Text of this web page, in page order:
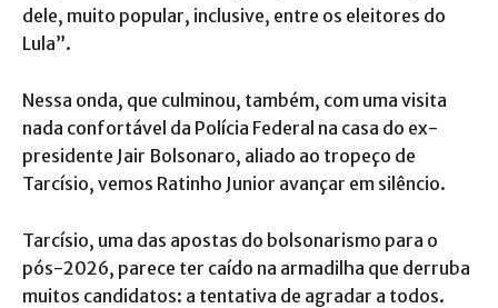
dele, muito popular, inclusive, entre os eleitores do
Lula”.
Nessa onda, que culminou, também, com uma visita
nada confortável da Polícia Federal na casa do ex-
presidente Jair Bolsonaro, aliado ao tropeço de
Tarcísio, vemos Ratinho Junior avançar em silêncio.
Tarcísio, uma das apostas do bolsonarismo para o
pós-2026, parece ter caído na armadilha que derruba
muitos candidatos: a tentativa de agradar a todos.